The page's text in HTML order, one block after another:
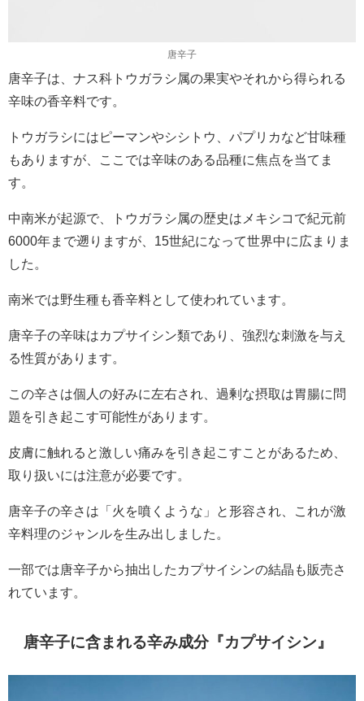
唐辛子
唐辛子は、ナス科トウガラシ属の果実やそれから得られる
辛味の香辛料です。
トウガラシにはピーマンやシシトウ、パプリカなど甘味種
もありますが、ここでは辛味のある品種に焦点を当てま
す。
中南米が起源で、トウガラシ属の歴史はメキシコで紀元前
6000年まで遡りますが、15世紀になって世界中に広まりま
した。
南米では野生種も香辛料として使われています。
唐辛子の辛味はカプサイシン類であり、強烈な刺激を与え
る性質があります。
この辛さは個人の好みに左右され、過剰な摂取は胃腸に問
題を引き起こす可能性があります。
皮膚に触れると激しい痛みを引き起こすことがあるため、
取り扱いには注意が必要です。
唐辛子の辛さは「火を噴くような」と形容され、これが激
辛料理のジャンルを生み出しました。
一部では唐辛子から抽出したカプサイシンの結晶も販売さ
れています。
唐辛子に含まれる辛み成分『カプサイシン』